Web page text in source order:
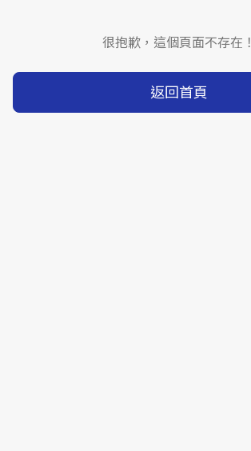
很抱歉，這個頁面不存在！
返回首頁